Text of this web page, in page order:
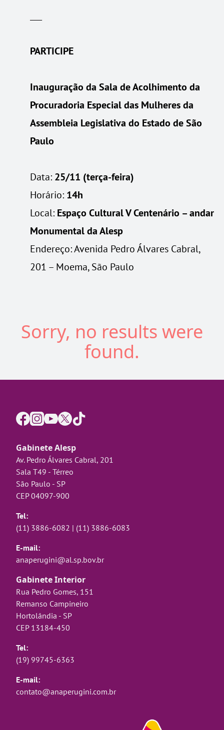
PARTICIPE
Inauguração da Sala de Acolhimento da
Procuradoria Especial das Mulheres da
Assembleia Legislativa do Estado de São
Paulo
Data: 25/11 (terça-feira)
Horário: 14h
Local: Espaço Cultural V Centenário – andar
Monumental da Alesp
Endereço: Avenida Pedro Álvares Cabral,
201 – Moema, São Paulo
Sorry, no results were
found.
Gabinete Alesp
Av. Pedro Álvares Cabral, 201
Sala T49 - Térreo
São Paulo - SP
CEP 04097-900
Tel:
(11) 3886-6082 | (11) 3886-6083
E-mail:
anaperugini@al.sp.bov.br
Gabinete Interior
Rua Pedro Gomes, 151
Remanso Campineiro
Hortolândia - SP
CEP 13184-450
Tel:
(19) 99745-6363
E-mail:
contato@anaperugini.com.br